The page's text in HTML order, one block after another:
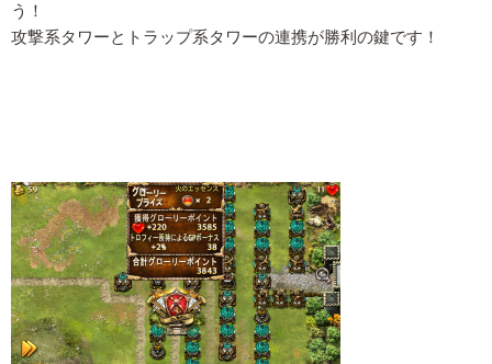
う！
攻撃系タワーとトラップ系タワーの連携が勝利の鍵です！